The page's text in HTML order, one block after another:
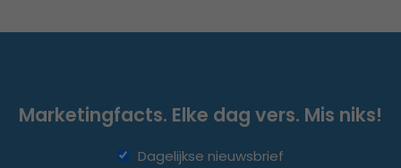
Marketingfacts. Elke dag vers. Mis niks!
Dagelijkse nieuwsbrief